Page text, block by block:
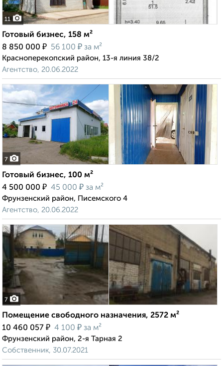
11
Готовый бизнес, 158 м²
8 850 000 ₽ 56 100 ₽ за м²
Красноперекопский район, 13-я линия 38/2
Агентство, 20.06.2022
7
Готовый бизнес, 100 м²
4 500 000 ₽ 45 000 ₽ за м²
Фрунзенский район, Писемского 4
Агентство, 20.06.2022
7
Помещение свободного назначения, 2572 м²
10 460 057 ₽ 4 100 ₽ за м²
Фрунзенский район, 2-я Тарная 2
Собственник, 30.07.2021